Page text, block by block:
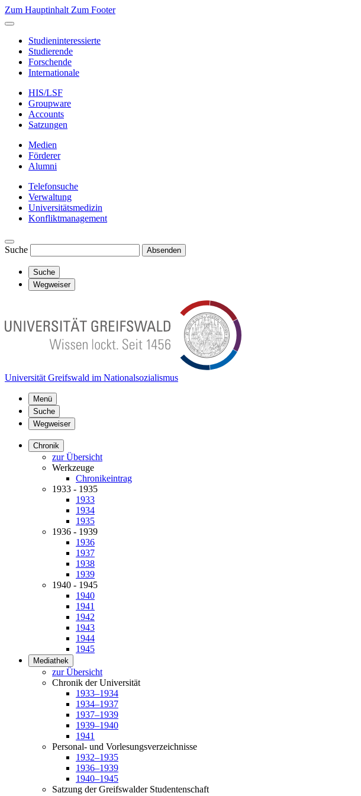
Zum Hauptinhalt Zum Footer
Studieninteressierte
Studierende
Forschende
Internationale
HIS/LSF
Groupware
Accounts
Satzungen
Medien
Förderer
Alumni
Telefonsuche
Verwaltung
Universitätsmedizin
Konfliktmanagement
Suche Absenden
Suche
Wegweiser
Universität Greifswald im Nationalsozialismus
Menü
Suche
Wegweiser
Chronik
zur Übersicht
Werkzeuge
Chronikeintrag
1933 - 1935
1933
1934
1935
1936 - 1939
1936
1937
1938
1939
1940 - 1945
1940
1941
1942
1943
1944
1945
Mediathek
zur Übersicht
Chronik der Universität
1933–1934
1934–1937
1937–1939
1939–1940
1941
Personal- und Vorlesungsverzeichnisse
1932–1935
1936–1939
1940–1945
Satzung der Greifswalder Studentenschaft